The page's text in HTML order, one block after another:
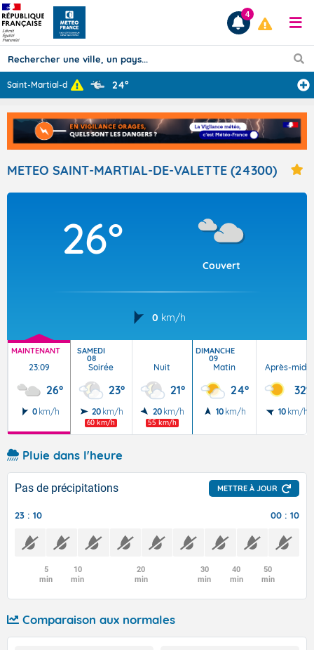
Prévisions
TOUS LES RÉSULTATS
Articles
4
Saint-Martial-d ... 24°
METEO SAINT-MARTIAL-DE-VALETTE (24300)
26°
Couvert
0 km/h
MAINTENANT
23:09
26°
0 km/h
SAMEDI
08
Soirée
23°
20 km/h
60 km/h
Nuit
21°
20 km/h
55 km/h
DIMANCHE
09
Matin
24°
10 km/h
Après-midi
32°
10 km/h
Pluie dans l'heure
Pas de précipitations METTRE À JOUR
23 : 10 00 : 10
5
min
10
min
20
min
30
min
40
min
50
min
Comparaison aux normales